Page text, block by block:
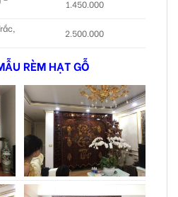
1.450.000
2.500.000
RÈM HẠT GỖ